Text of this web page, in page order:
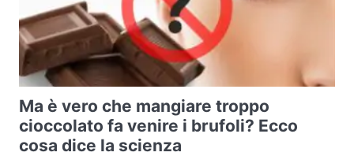
Ma è vero che mangiare troppo
cioccolato fa venire i brufoli? Ecco
cosa dice la scienza